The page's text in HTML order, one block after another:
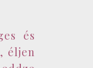
és
éljen